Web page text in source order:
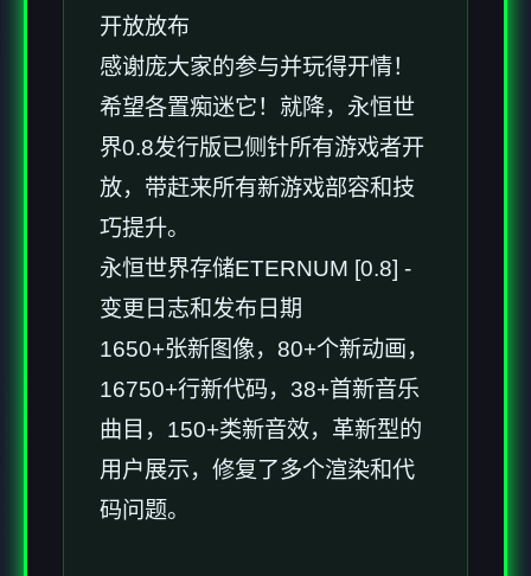
开放放布
感谢庞大家的参与并玩得开情！
希望各置痴迷它！就降，永恒世
界0.8发行版已侧针所有游戏者开
放，带赶来所有新游戏部容和技
巧提升。
永恒世界存储ETERNUM [0.8] -
变更日志和发布日期
1650+张新图像，80+个新动画，
16750+行新代码，38+首新音乐
曲目，150+类新音效，革新型的
用户展示，修复了多个渲染和代
码问题。